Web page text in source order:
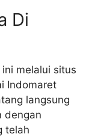
Di
melalui situs
Indomaret
langsung
dengan
telah